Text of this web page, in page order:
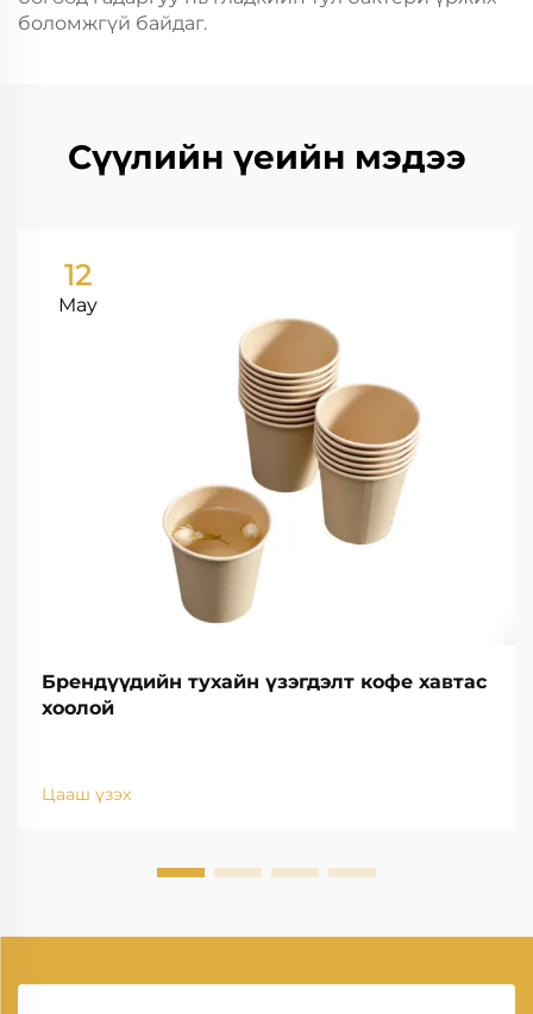
боломжгүй байдаг.
Сүүлийн үеийн мэдээ
12
May
Брендүүдийн тухайн үзэгдэлт кофе хавтас
хоолой
Цааш үзэх